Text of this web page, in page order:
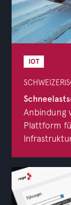
IOT
Anbindung
Plattform